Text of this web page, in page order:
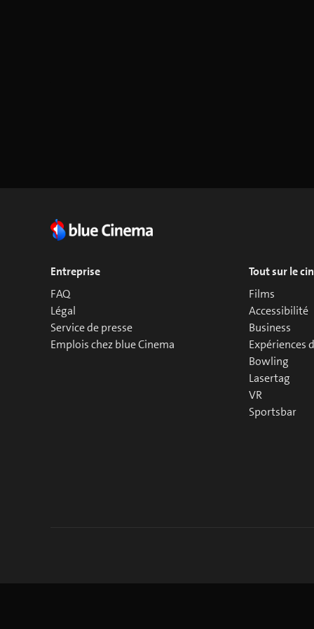
Entreprise
FAQ
Légal
Service de presse
Emplois chez blue Cinema
Tout sur le
Films
Accessibilité
Business
Expériences
Bowling
Lasertag
VR
Sportsbar